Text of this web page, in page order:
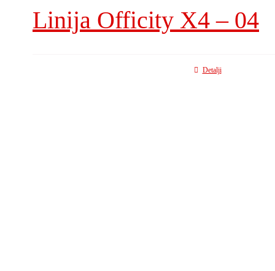
Linija Officity X4 – 04
Detalji